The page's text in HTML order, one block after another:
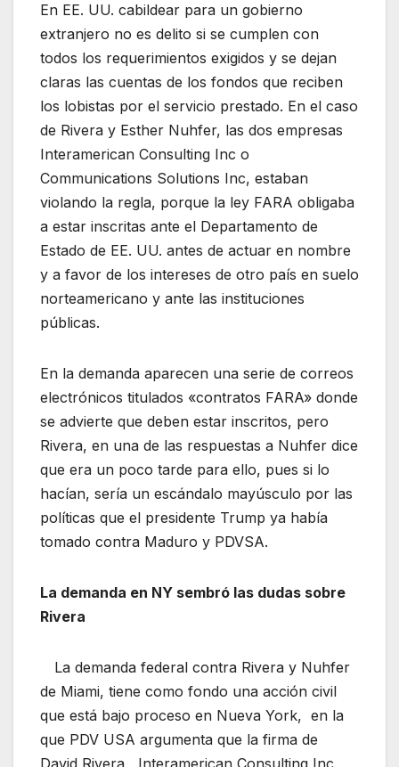
En EE. UU. cabildear para un gobierno
extranjero no es delito si se cumplen con
todos los requerimientos exigidos y se dejan
claras las cuentas de los fondos que reciben
los lobistas por el servicio prestado. En el caso
de Rivera y Esther Nuhfer, las dos empresas
Interamerican Consulting Inc o
Communications Solutions Inc, estaban
violando la regla, porque la ley FARA obligaba
a estar inscritas ante el Departamento de
Estado de EE. UU. antes de actuar en nombre
y a favor de los intereses de otro país en suelo
norteamericano y ante las instituciones
públicas.
En la demanda aparecen una serie de correos
electrónicos titulados «contratos FARA» donde
se advierte que deben estar inscritos, pero
Rivera, en una de las respuestas a Nuhfer dice
que era un poco tarde para ello, pues si lo
hacían, sería un escándalo mayúsculo por las
políticas que el presidente Trump ya había
tomado contra Maduro y PDVSA.
La demanda en NY sembró las dudas sobre
Rivera
La demanda federal contra Rivera y Nuhfer
de Miami, tiene como fondo una acción civil
que está bajo proceso en Nueva York, en la
que PDV USA argumenta que la firma de